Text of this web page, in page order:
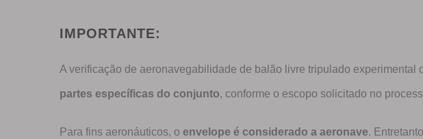
IMPORTANTE:
A verificação de aeronavegabilidade de balão livre tripulado
partes específicas do conjunto, conforme o escopo solicitado no
Para fins aeronáuticos, o envelope é considerado a aeronave.